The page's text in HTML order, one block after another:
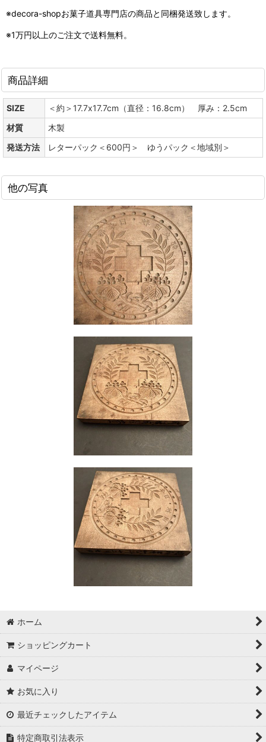
※decora-shopお菓子道具専門店の商品と同梱発送致します。
※1万円以上のご注文で送料無料。
商品詳細
SIZE
＜約＞17.7x17.7cm（直径：16.8cm） 厚み：2.5cm
材質
木製
発送方法
レターパック＜600円＞ ゆうパック＜地域別＞
他の写真
ホーム
ショッピングカート
マイページ
お気に入り
最近チェックしたアイテム
特定商取引法表示